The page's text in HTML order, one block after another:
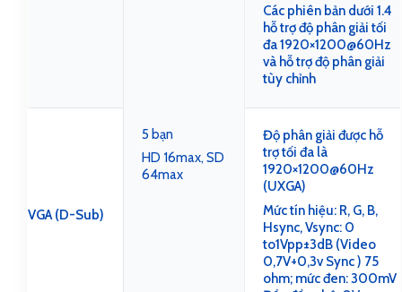
5 bạn
HD 16max, SD
64max
Các phiên bản dưới 1.4
hỗ trợ độ phân giải tối
đa 1920×1200@60Hz
và hỗ trợ độ phân giải
tùy chỉnh
VGA (D-Sub)
Độ phân giải được hỗ
trợ tối đa là
1920×1200@60Hz
(UXGA)
Mức tín hiệu: R, G, B,
Hsync, Vsync: 0
to1Vpp±3dB (Video
0,7V+0,3v Sync ) 75
ohm; mức đen: 300mV